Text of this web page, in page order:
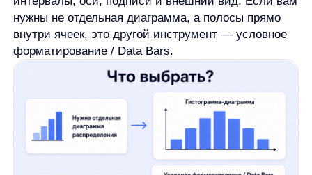
Что такое гистограмма в Excel
Гистограмма показывает, как значения